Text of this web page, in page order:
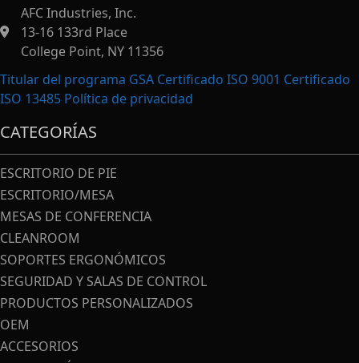
AFC Industries, Inc.
13-16 133rd Place
College Point, NY 11356
Titular del programa GSA Certificado ISO 9001 Certificado
ISO 13485 Política de privacidad
CATEGORÍAS
ESCRITORIO DE PIE
ESCRITORIO/MESA
MESAS DE CONFERENCIA
CLEANROOM
SOPORTES ERGONÓMICOS
SEGURIDAD Y SALAS DE CONTROL
PRODUCTOS PERSONALIZADOS
OEM
ACCESORIOS